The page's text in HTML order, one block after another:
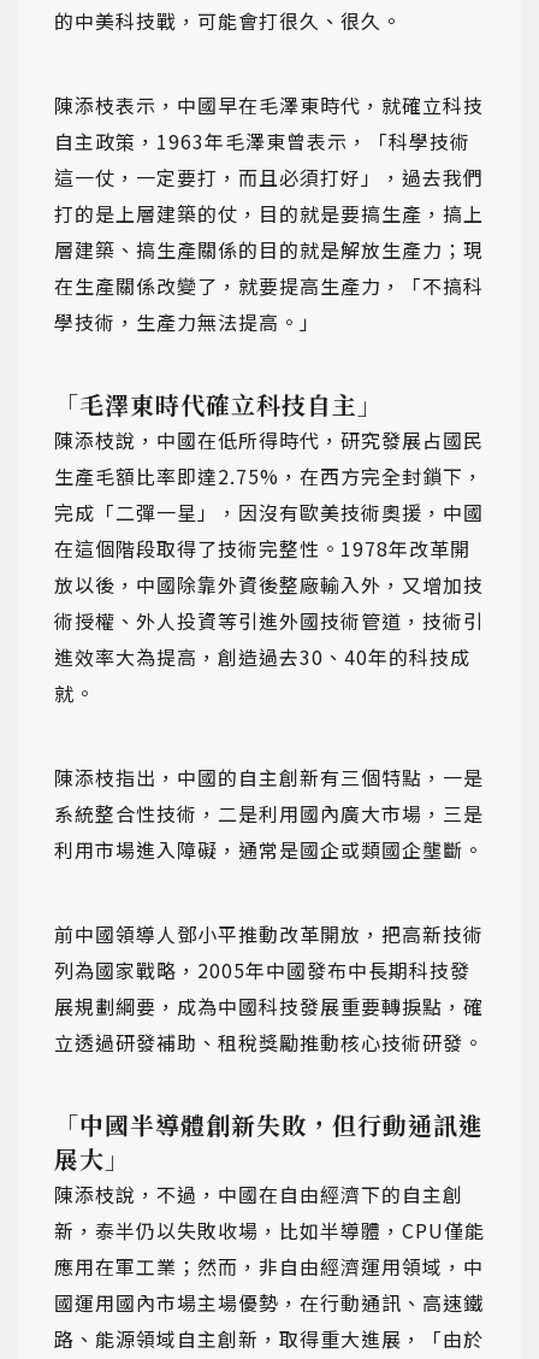
的中美科技戰，可能會打很久、很久。
陳添枝表示，中國早在毛澤東時代，就確立科技
自主政策，1963年毛澤東曾表示，「科學技術
這一仗，一定要打，而且必須打好」，過去我們
打的是上層建築的仗，目的就是要搞生產，搞上
層建築、搞生產關係的目的就是解放生產力；現
在生產關係改變了，就要提高生產力，「不搞科
學技術，生產力無法提高。」
「毛澤東時代確立科技自主」
陳添枝說，中國在低所得時代，研究發展占國民
生產毛額比率即達2.75%，在西方完全封鎖下，
完成「二彈一星」，因沒有歐美技術奧援，中國
在這個階段取得了技術完整性。1978年改革開
放以後，中國除靠外資後整廠輸入外，又增加技
術授權、外人投資等引進外國技術管道，技術引
進效率大為提高，創造過去30、40年的科技成
就。
陳添枝指出，中國的自主創新有三個特點，一是
系統整合性技術，二是利用國內廣大市場，三是
利用市場進入障礙，通常是國企或類國企壟斷。
前中國領導人鄧小平推動改革開放，把高新技術
列為國家戰略，2005年中國發布中長期科技發
展規劃綱要，成為中國科技發展重要轉捩點，確
立透過研發補助、租稅獎勵推動核心技術研發。
「中國半導體創新失敗，但行動通訊進
展大」
陳添枝說，不過，中國在自由經濟下的自主創
新，泰半仍以失敗收場，比如半導體，CPU僅能
應用在軍工業；然而，非自由經濟運用領域，中
國運用國內市場主場優勢，在行動通訊、高速鐵
路、能源領域自主創新，取得重大進展，「由於